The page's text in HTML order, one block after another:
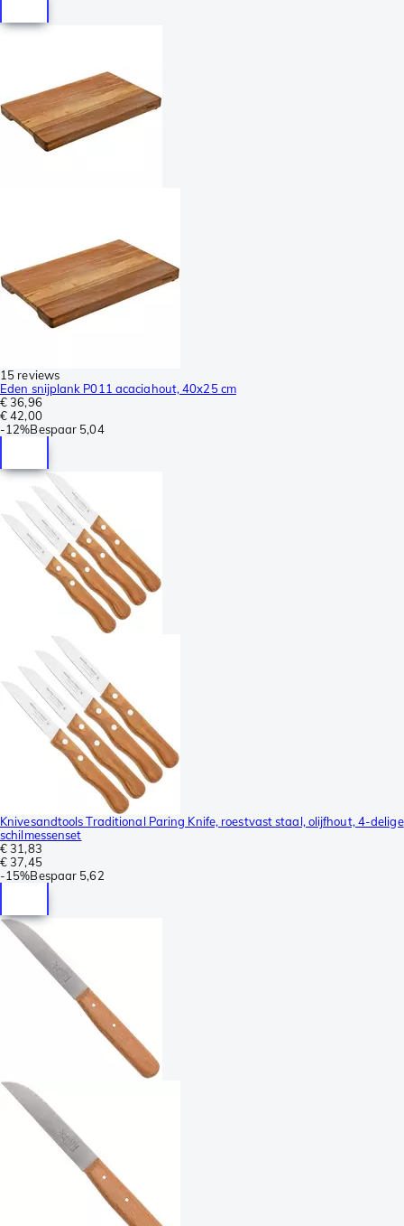
15 reviews
Eden snijplank P011 acaciahout, 40x25 cm
€ 36,96
€ 42,00
-12%Bespaar 5,04
Knivesandtools Traditional Paring Knife, roestvast staal, olijfhout, 4-delige
schilmessenset
€ 31,83
€ 37,45
-15%Bespaar 5,62